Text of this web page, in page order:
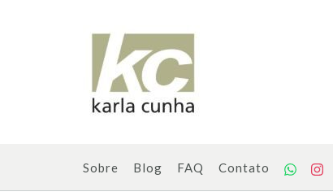
Sobre Blog FAQ Contato